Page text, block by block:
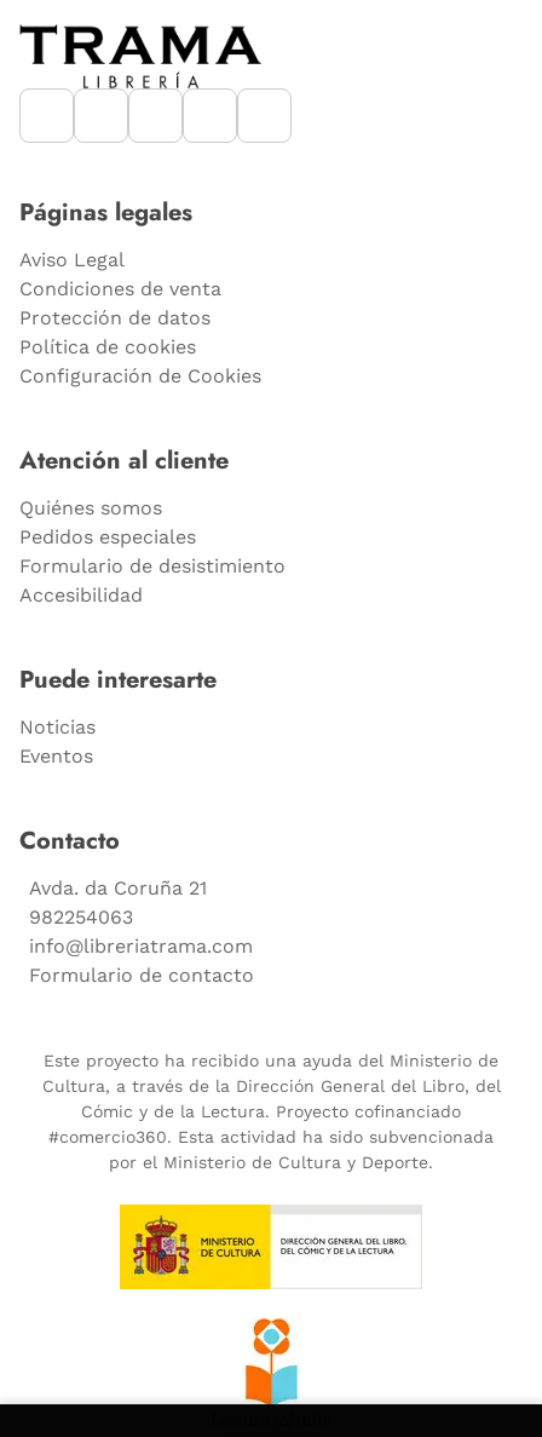
Páginas legales
Aviso Legal
Condiciones de venta
Protección de datos
Política de cookies
Configuración de Cookies
Atención al cliente
Quiénes somos
Pedidos especiales
Formulario de desistimiento
Accesibilidad
Puede interesarte
Noticias
Eventos
Contacto
Avda. da Coruña 21
982254063
info@libreriatrama.com
Formulario de contacto
Este proyecto ha recibido una ayuda del Ministerio de
Cultura, a través de la Dirección General del Libro, del
Cómic y de la Lectura. Proyecto cofinanciado
#comercio360. Esta actividad ha sido subvencionada
por el Ministerio de Cultura y Deporte.